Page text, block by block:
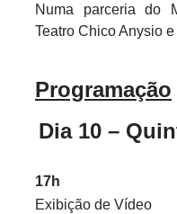
Numa parceria do
Teatro Chico Anysio
Programação
Dia 10 –
17h
Exibição de Vídeo